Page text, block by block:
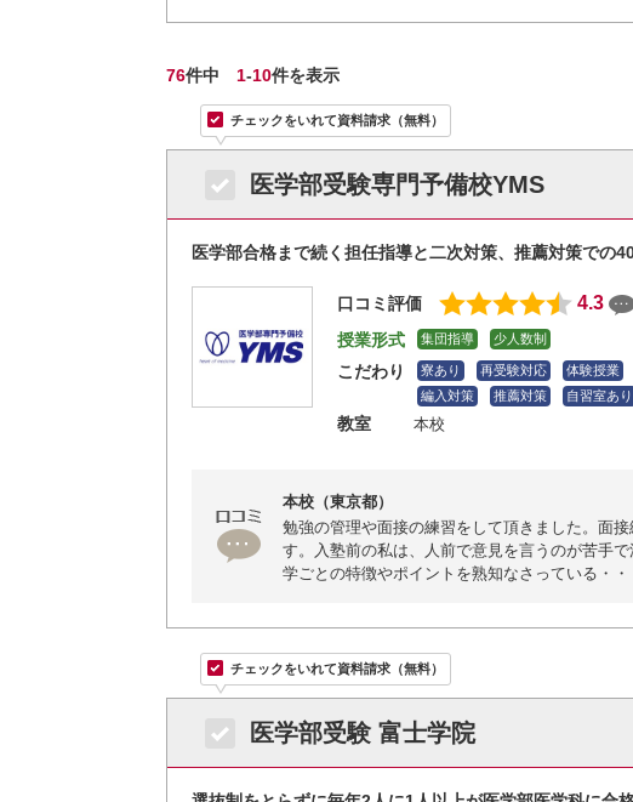
76件中 1-10件を表示
チェックをいれて資料請求（無料）
医学部受験専門予備校YMS
医学部合格まで続く担任指導と二次対策、推薦対策での
口コミ評価 4.3
授業形式
集団指導 少人数制
こだわり 寮あり 再受験対応 体験授業
編入対策
推薦対策 自習室あり
教室 本校
本校（東京都）
勉強の管理や面接の練習をして頂きました。面
す。入塾前の私は、人前で意見を言うのが苦手
学ごとの特徴やポイントを熟知なさっている・・
チェックをいれて資料請求（無料）
医学部受験 富士学院